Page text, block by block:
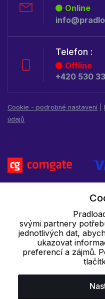
Online
Telefon :
Offline
+420 530
Cookie - podrobné nastavení
údajů
svými partnery
jednotlivých dat,
ukazovat
preferencí a zájmů.